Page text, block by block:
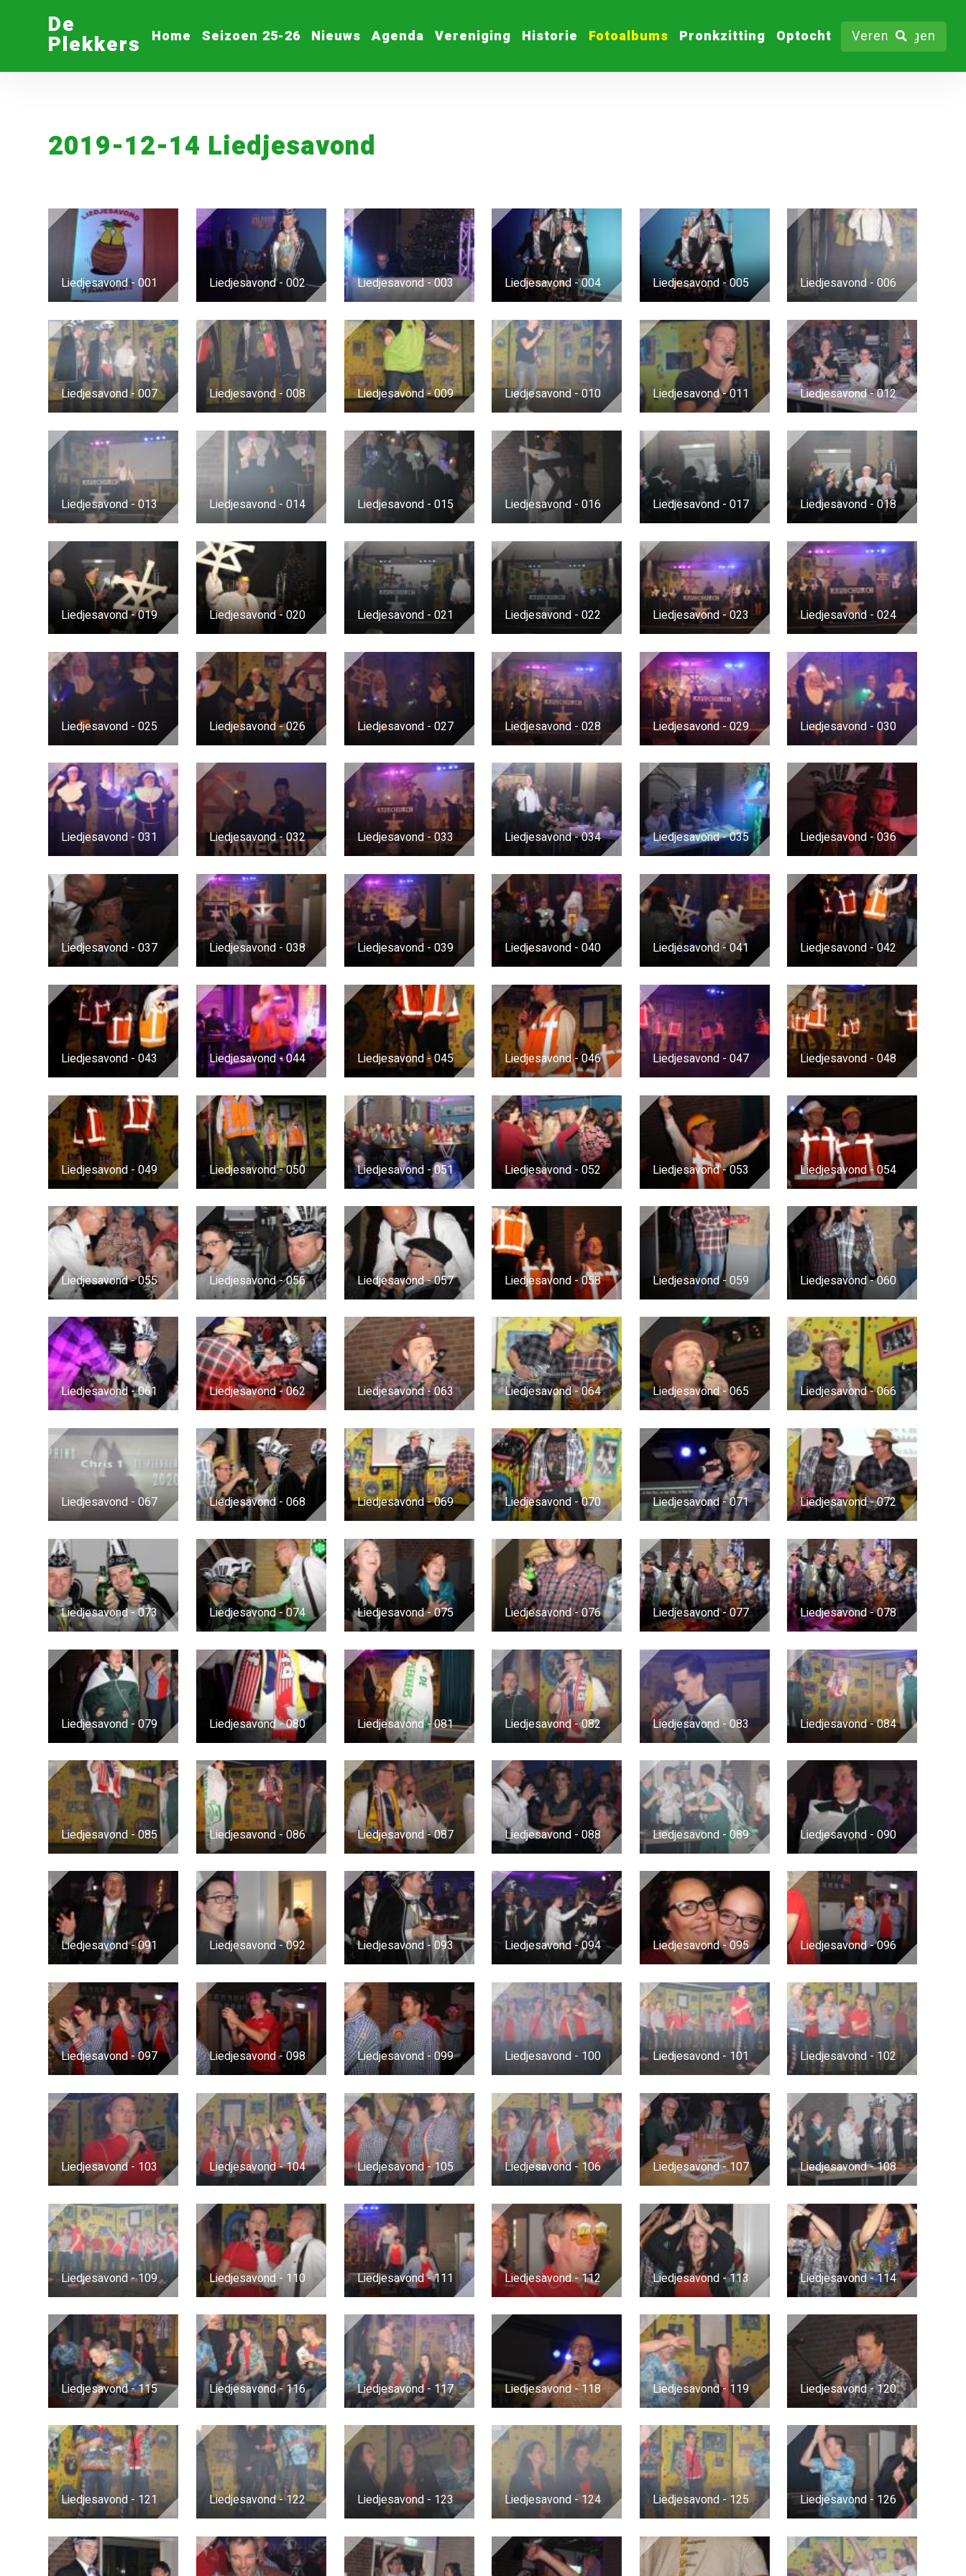
De
Plekkers Home Seizoen 25-26 Nieuws Agenda Vereniging Historie Fotoalbums Pronkzitting Optocht Verenigingen
2019-12-14 Liedjesavond
Liedjesavond - 001 Liedjesavond - 002 Liedjesavond - 003 Liedjesavond - 004 Liedjesavond - 005 Liedjesavond - 006
Liedjesavond - 007 Liedjesavond - 008 Liedjesavond - 009 Liedjesavond - 010 Liedjesavond - 011 Liedjesavond - 012
Liedjesavond - 013 Liedjesavond - 014 Liedjesavond - 015 Liedjesavond - 016 Liedjesavond - 017 Liedjesavond - 018
Liedjesavond - 019 Liedjesavond - 020 Liedjesavond - 021 Liedjesavond - 022 Liedjesavond - 023 Liedjesavond - 024
Liedjesavond - 025 Liedjesavond - 026 Liedjesavond - 027 Liedjesavond - 028 Liedjesavond - 029 Liedjesavond - 030
Liedjesavond - 031 Liedjesavond - 032 Liedjesavond - 033 Liedjesavond - 034 Liedjesavond - 035 Liedjesavond - 036
Liedjesavond - 037 Liedjesavond - 038 Liedjesavond - 039 Liedjesavond - 040 Liedjesavond - 041 Liedjesavond - 042
Liedjesavond - 043 Liedjesavond - 044 Liedjesavond - 045 Liedjesavond - 046 Liedjesavond - 047 Liedjesavond - 048
Liedjesavond - 049 Liedjesavond - 050 Liedjesavond - 051 Liedjesavond - 052 Liedjesavond - 053 Liedjesavond - 054
Liedjesavond - 055 Liedjesavond - 056 Liedjesavond - 057 Liedjesavond - 058 Liedjesavond - 059 Liedjesavond - 060
Liedjesavond - 061 Liedjesavond - 062 Liedjesavond - 063 Liedjesavond - 064 Liedjesavond - 065 Liedjesavond - 066
Liedjesavond - 067 Liedjesavond - 068 Liedjesavond - 069 Liedjesavond - 070 Liedjesavond - 071 Liedjesavond - 072
Liedjesavond - 073 Liedjesavond - 074 Liedjesavond - 075 Liedjesavond - 076 Liedjesavond - 077 Liedjesavond - 078
Liedjesavond - 079 Liedjesavond - 080 Liedjesavond - 081 Liedjesavond - 082 Liedjesavond - 083 Liedjesavond - 084
Liedjesavond - 085 Liedjesavond - 086 Liedjesavond - 087 Liedjesavond - 088 Liedjesavond - 089 Liedjesavond - 090
Liedjesavond - 091 Liedjesavond - 092 Liedjesavond - 093 Liedjesavond - 094 Liedjesavond - 095 Liedjesavond - 096
Liedjesavond - 097 Liedjesavond - 098 Liedjesavond - 099 Liedjesavond - 100 Liedjesavond - 101 Liedjesavond - 102
Liedjesavond - 103 Liedjesavond - 104 Liedjesavond - 105 Liedjesavond - 106 Liedjesavond - 107 Liedjesavond - 108
Liedjesavond - 109 Liedjesavond - 110 Liedjesavond - 111 Liedjesavond - 112 Liedjesavond - 113 Liedjesavond - 114
Liedjesavond - 115 Liedjesavond - 116 Liedjesavond - 117 Liedjesavond - 118 Liedjesavond - 119 Liedjesavond - 120
Liedjesavond - 121 Liedjesavond - 122 Liedjesavond - 123 Liedjesavond - 124 Liedjesavond - 125 Liedjesavond - 126